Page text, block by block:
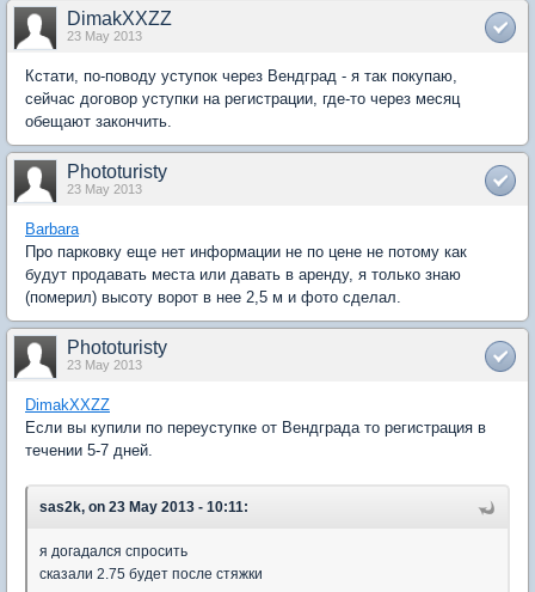
DimakXXZZ
23 May 2013
Кстати, по-поводу уступок через Вендград - я так покупаю,
сейчас договор уступки на регистрации, где-то через месяц
обещают закончить.
Phototuristy
23 May 2013
Barbara
Про парковку еще нет информации не по цене не потому как
будут продавать места или давать в аренду, я только знаю
(померил) высоту ворот в нее 2,5 м и фото сделал.
Phototuristy
23 May 2013
DimakXXZZ
Если вы купили по переуступке от Вендграда то регистрация в
течении 5-7 дней.
sas2k, on 23 May 2013 - 10:11:
я догадался спросить
сказали 2.75 будет после стяжки